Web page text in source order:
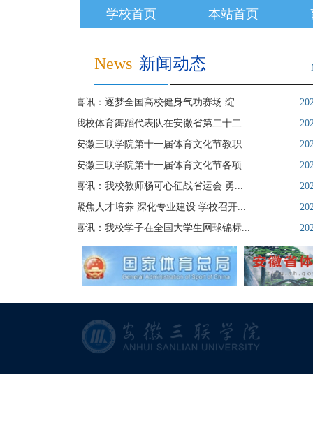
学校首页 本站首页
News 新闻动态
喜讯：逐梦全国高校健身气功赛场 绽...
我校体育舞蹈代表队在安徽省第二十二...
安徽三联学院第十一届体育文化节教职...
安徽三联学院第十一届体育文化节各项...
喜讯：我校教师杨可心征战省运会 勇...
聚焦人才培养 深化专业建设 学校召开...
喜讯：我校学子在全国大学生网球锦标...